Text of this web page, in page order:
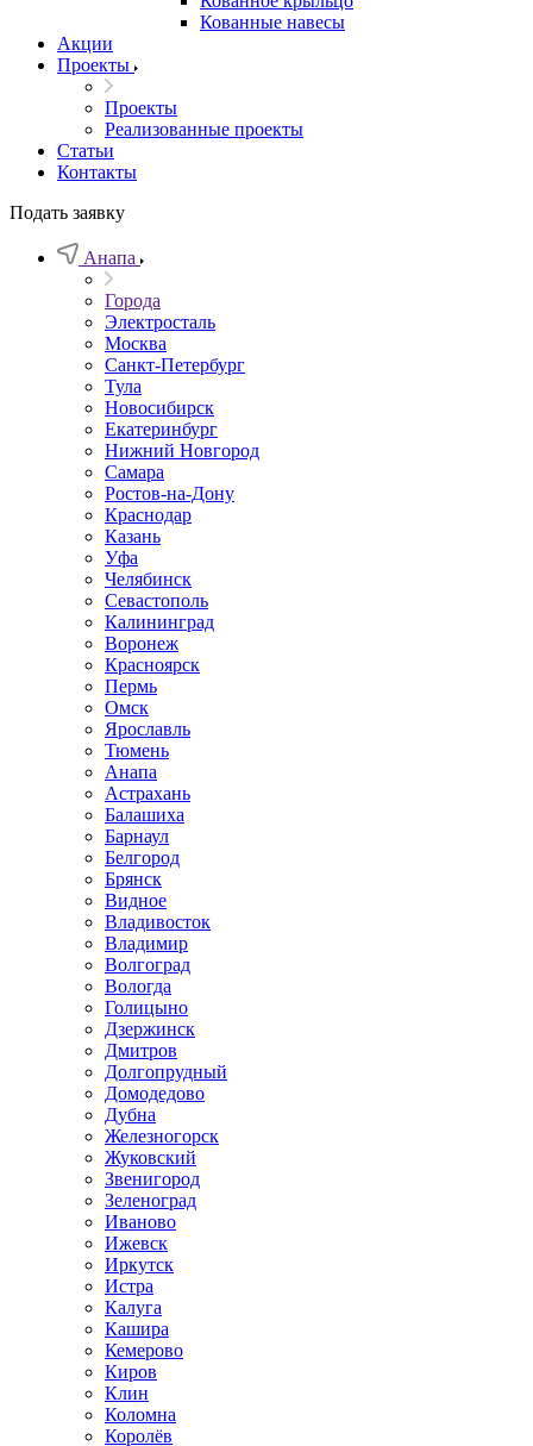
Кованные навесы
Акции
Проекты
Проекты
Реализованные проекты
Статьи
Контакты
Подать заявку
Анапа
Города
Электросталь
Москва
Санкт-Петербург
Тула
Новосибирск
Екатеринбург
Нижний Новгород
Самара
Ростов-на-Дону
Краснодар
Казань
Уфа
Челябинск
Севастополь
Калининград
Воронеж
Красноярск
Пермь
Омск
Ярославль
Тюмень
Анапа
Астрахань
Балашиха
Барнаул
Белгород
Брянск
Видное
Владивосток
Владимир
Волгоград
Вологда
Голицыно
Дзержинск
Дмитров
Долгопрудный
Домодедово
Дубна
Железногорск
Жуковский
Звенигород
Зеленоград
Иваново
Ижевск
Иркутск
Истра
Калуга
Кашира
Кемерово
Киров
Клин
Коломна
Королёв